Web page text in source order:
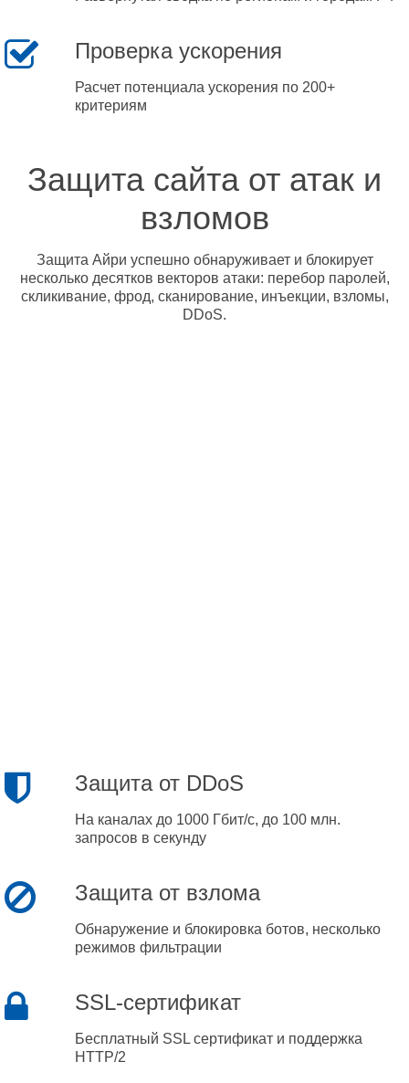
Проверка ускорения
Расчет потенциала ускорения по 200+
критериям
Защита сайта от атак и
взломов
Защита Айри успешно обнаруживает и блокирует
несколько десятков векторов атаки: перебор паролей,
скликивание, фрод, сканирование, инъекции, взломы,
DDoS.
Защита от DDoS
На каналах до 1000 Гбит/с, до 100 млн.
запросов в секунду
Защита от взлома
Обнаружение и блокировка ботов, несколько
режимов фильтрации
SSL-сертификат
Бесплатный SSL сертификат и поддержка
HTTP/2